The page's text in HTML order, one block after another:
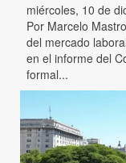
miércoles, 10 de
Por Marcelo
del mercado
en el informe del
formal...